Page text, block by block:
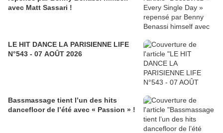
avec Matt Sassari !
LE HIT DANCE LA PARISIENNE LIFE
N°543 - 07 AOÛT 2026
Bassmassage tient l’un des hits
dancefloor de l’été avec « Passion » !